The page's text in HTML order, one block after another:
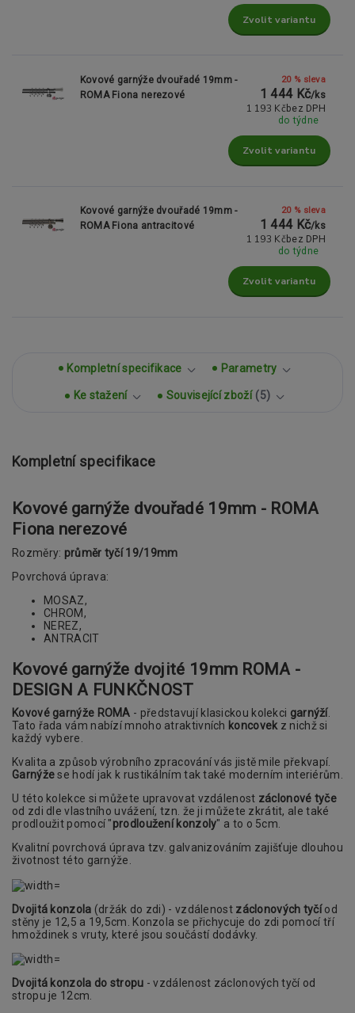
Zvolit variantu
Kovové garnýže dvouřadé 19mm -
ROMA Fiona nerezové
20 % sleva
1 444 Kč/ks
1 193 Kč bez DPH
do týdne
Zvolit variantu
Kovové garnýže dvouřadé 19mm -
ROMA Fiona antracitové
20 % sleva
1 444 Kč/ks
1 193 Kč bez DPH
do týdne
Zvolit variantu
Kompletní specifikace Parametry
Ke stažení Související zboží 5
Kompletní specifikace
Kovové garnýže dvouřadé 19mm - ROMA
Fiona nerezové
Rozměry: průměr tyčí 19/19mm
Povrchová úprava:
MOSAZ,
CHROM,
NEREZ,
ANTRACIT
Kovové garnýže dvojité 19mm ROMA -
DESIGN A FUNKČNOST
Kovové garnýže ROMA - představují klasickou kolekci garnýží.
Tato řada vám nabízí mnoho atraktivních koncovekz nichž si
každý vybere.
Kvalita a způsob výrobního zpracování vás jistě mile překvapí.
Garnýžese hodí jak k rustikálním tak také moderním interiérům.
U této kolekce si můžete upravovat vzdálenost záclonové tyče
od zdi dle vlastního uvážení, tzn. že ji můžete zkrátit, ale také
prodloužit pomocí "prodloužení konzoly" a to o 5cm.
Kvalitní povrchová úprava tzv. galvanizováním zajišťuje dlouhou
životnost této garnýže.
Dvojitá konzola (držák do zdi) - vzdálenost záclonových tyčíod
stěny je 12,5 a 19,5cm. Konzola se přichycuje do zdi pomocí tří
hmoždinek s vruty, které jsou součástí dodávky.
Dvojitá konzola do stropu - vzdálenost záclonových tyčí od
stropu je 12cm.